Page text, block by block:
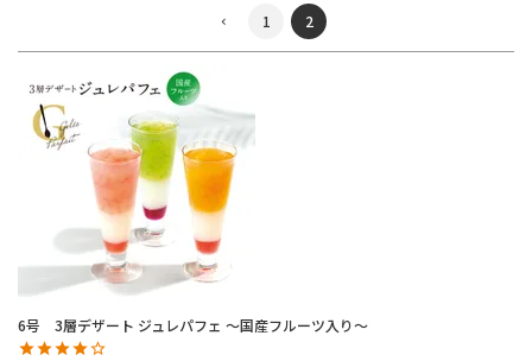
1
2
6号 3層デザート ジュレパフェ ～国産フルーツ入り～